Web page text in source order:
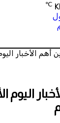
℃
أهم الأخبار
اليوم